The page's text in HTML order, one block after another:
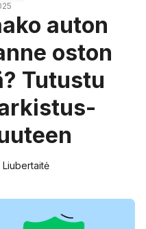
auton
oston
Tutustu
Liubertaitė